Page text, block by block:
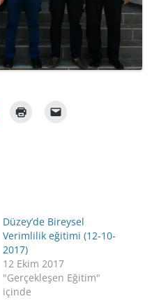
Düzey’de Bireysel
Verimlilik eğitimi (12-10-
2017)
12 Ekim 2017
"Gerçekleşen Eğitim"
içinde